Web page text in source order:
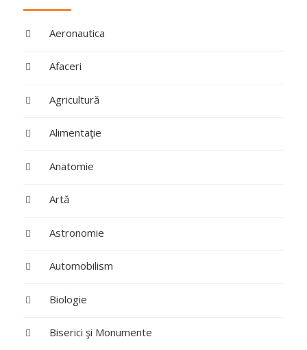
Aeronautica
Afaceri
Agricultură
Alimentaţie
Anatomie
Artă
Astronomie
Automobilism
Biologie
Biserici şi Monumente